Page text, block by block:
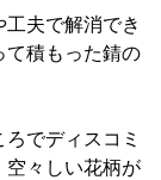
夫で解消でき
て積もった錆の
でディスコミ
空々しい花柄が